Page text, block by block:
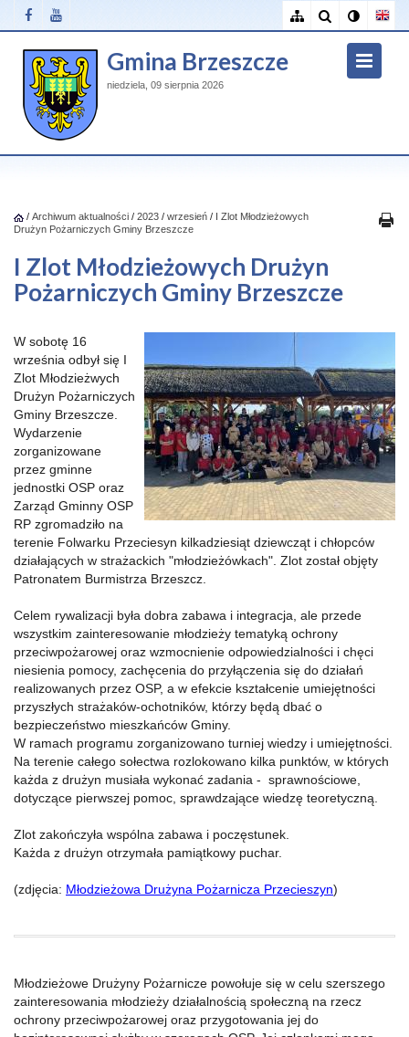
Gmina Brzeszcze
niedziela, 09 sierpnia 2026
/ Archiwum aktualności / 2023 / wrzesień / I Zlot Młodzieżowych
Drużyn Pożarniczych Gminy Brzeszcze
I Zlot Młodzieżowych Drużyn
Pożarniczych Gminy Brzeszcze
W sobotę 16
września odbył się I
Zlot Młodzieżwych
Drużyn Pożarniczych
Gminy Brzeszcze.
Wydarzenie
zorganizowane
przez gminne
jednostki OSP oraz
Zarząd Gminny OSP
RP zgromadziło na
terenie Folwarku Przeciesyn kilkadziesiąt dziewcząt i chłopców
działających w strażackich "młodzieżówkach". Zlot został objęty
Patronatem Burmistrza Brzeszcz.
Celem rywalizacji była dobra zabawa i integracja, ale przede
wszystkim zainteresowanie młodzieży tematyką ochrony
przeciwpożarowej oraz wzmocnienie odpowiedzialności i chęci
niesienia pomocy, zachęcenia do przyłączenia się do działań
realizowanych przez OSP, a w efekcie kształcenie umiejętności
przyszłych strażaków-ochotników, którzy będą dbać o
bezpieczeństwo mieszkańców Gminy.
W ramach programu zorganizowano turniej wiedzy i umiejętności.
Na terenie całego sołectwa rozlokowano kilka punktów, w których
każda z drużyn musiała wykonać zadania - sprawnościowe,
dotyczące pierwszej pomoc, sprawdzające wiedzę teoretyczną.
Zlot zakończyła wspólna zabawa i poczęstunek.
Każda z drużyn otrzymała pamiątkowy puchar.
(zdjęcia: Młodzieżowa Drużyna Pożarnicza Przecieszyn)
Młodzieżowe Drużyny Pożarnicze powołuje się w celu szerszego
zainteresowania młodzieży działalnością społeczną na rzecz
ochrony przeciwpożarowej oraz przygotowania jej do